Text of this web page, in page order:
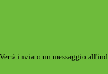
Verrà inviato un messaggio